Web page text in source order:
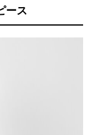
ース